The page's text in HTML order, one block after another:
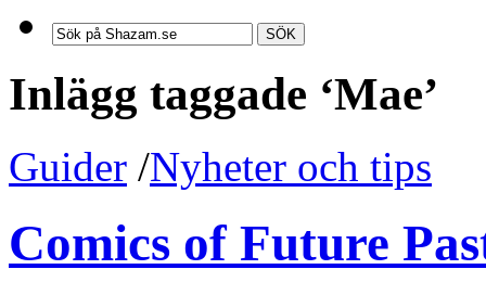
SÖK
Inlägg taggade ‘Mae’
Guider /Nyheter och tips
Comics of Future